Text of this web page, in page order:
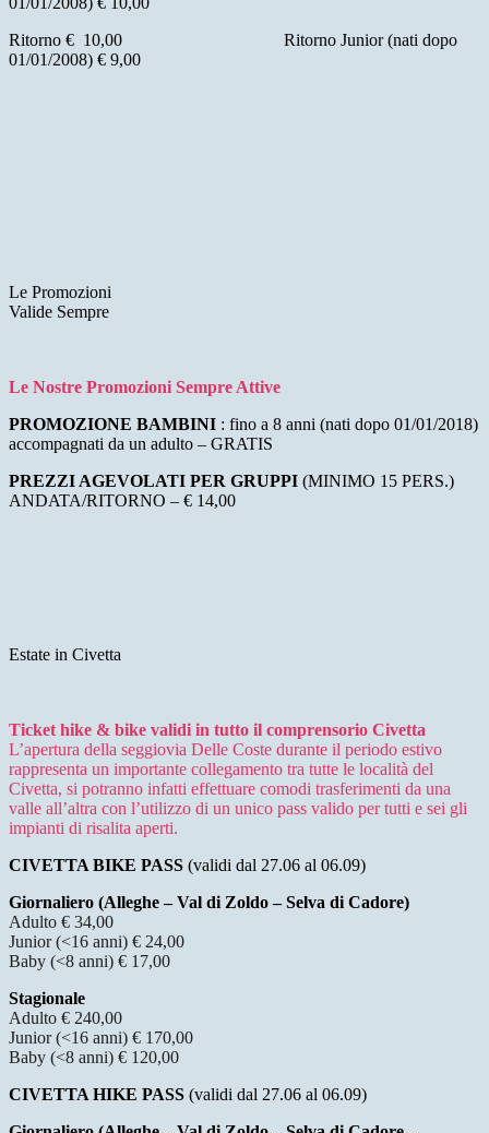
Ritorno € 10,00 Ritorno Junior (nati dopo
01/01/2008) € 9,00
Le Promozioni
Valide Sempre
Le Nostre Promozioni Sempre Attive
PROMOZIONE BAMBINI : fino a 8 anni (nati dopo 01/01/2018)
accompagnati da un adulto – GRATIS
PREZZI AGEVOLATI PER GRUPPI (MINIMO 15 PERS.)
ANDATA/RITORNO – € 14,00
Estate in Civetta
Ticket hike & bike validi in tutto il comprensorio Civetta
L’apertura della seggiovia Delle Coste durante il periodo estivo
rappresenta un importante collegamento tra tutte le località del
Civetta, si potranno infatti effettuare comodi trasferimenti da una
valle all’altra con l’utilizzo di un unico pass valido per tutti e sei gli
impianti di risalita aperti.
CIVETTA BIKE PASS (validi dal 27.06 al 06.09)
Giornaliero (Alleghe – Val di Zoldo – Selva di Cadore)
Adulto € 34,00
Junior (<16 anni) € 24,00
Baby (<8 anni) € 17,00
Stagionale
Adulto € 240,00
Junior (<16 anni) € 170,00
Baby (<8 anni) € 120,00
CIVETTA HIKE PASS (validi dal 27.06 al 06.09)